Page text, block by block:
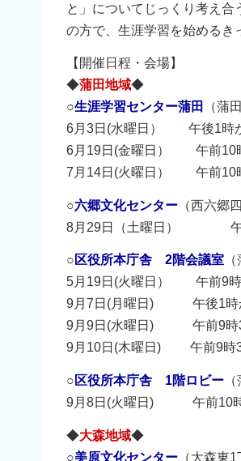
と」についてじっくり考え
の方で、生涯学習を始めるき
【開催日程・会場】
◆蒲田地域◆
○生涯学習センター蒲田
（蒲
6月3日(水曜日） 午後1時
6月19日(金曜日） 午前10
7月14日(火曜日） 午前10
○六郷文化センター （西六郷
8月29日（土曜日） 午
○ 区役所本庁舎 2階会議室
5月19日(火曜日） 午前9時
9月7日(月曜日) 午後1時
9月9日(水曜日) 午前9時
9月10日(木曜日) 午前9時
○ 区役所本庁舎 1階ロビー
9月8日(火曜日) 午前10時
◆大森地域◆
○美原文化センター （大森東